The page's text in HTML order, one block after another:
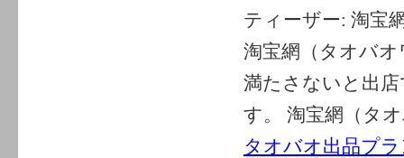
ティーザー: 淘宝
淘宝網（タオバ
満たさないと出
す。 淘宝網（タ
タオバオ出品プ